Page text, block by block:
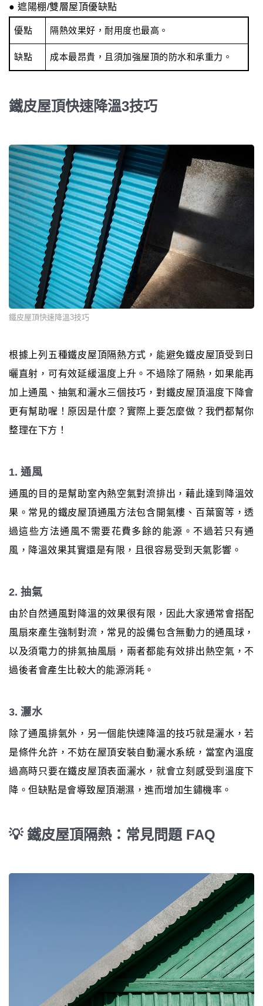
● 遮陽棚/雙層屋頂優缺點
優點 隔熱效果好，耐用度也最高。
缺點 成本最昂貴，且須加強屋頂的防水和承重力。
鐵皮屋頂快速降溫3技巧
鐵皮屋頂快速降溫3技巧
根據上列五種鐵皮屋頂隔熱方式，能避免鐵皮屋頂受到日
曬直射，可有效延緩溫度上升。不過除了隔熱，如果能再
加上通風、抽氣和灑水三個技巧，對鐵皮屋頂溫度下降會
更有幫助喔！原因是什麼？實際上要怎麼做？我們都幫你
整理在下方！
1. 通風
通風的目的是幫助室內熱空氣對流排出，藉此達到降溫效
果。常見的鐵皮屋頂通風方法包含開氣樓、百葉窗等，透
過這些方法通風不需要花費多餘的能源。不過若只有通
風，降溫效果其實還是有限，且很容易受到天氣影響。
2. 抽氣
由於自然通風對降溫的效果很有限，因此大家通常會搭配
風扇來產生強制對流，常見的設備包含無動力的通風球，
以及須電力的排氣抽風扇，兩者都能有效排出熱空氣，不
過後者會產生比較大的能源消耗。
3. 灑水
除了通風排氣外，另一個能快速降溫的技巧就是灑水，若
是條件允許，不妨在屋頂安裝自動灑水系統，當室內溫度
過高時只要在鐵皮屋頂表面灑水，就會立刻感受到溫度下
降。但缺點是會導致屋頂潮濕，進而增加生鏽機率。
💡 鐵皮屋頂隔熱：常見問題 FAQ